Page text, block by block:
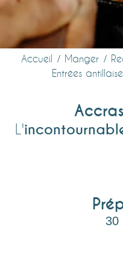
Accueil Manger
Entrées
L'
30